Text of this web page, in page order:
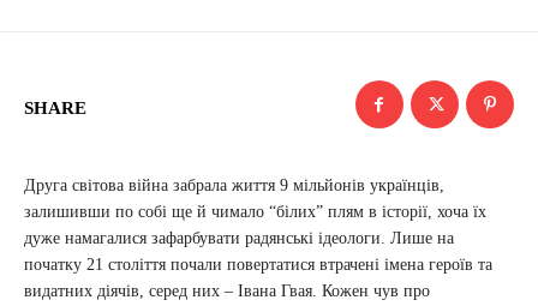
SHARE
Друга світова війна забрала життя 9 мільйонів українців,
залишивши по собі ще й чимало “білих” плям в історії, хоча їх
дуже намагалися зафарбувати радянські ідеологи. Лише на
початку 21 століття почали повертатися втрачені імена героїв та
видатних діячів, серед них – Івана Гвая. Кожен чув про